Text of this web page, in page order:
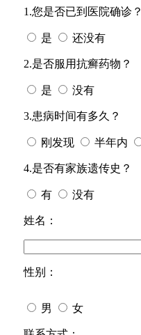
1.您是否已到医院确诊？
是 还没有
2.是否服用抗癣药物？
是 没有
3.患病时间有多久？
刚发现 半年内
4.是否有家族遗传史？
有 没有
姓名：
性别：
男 女